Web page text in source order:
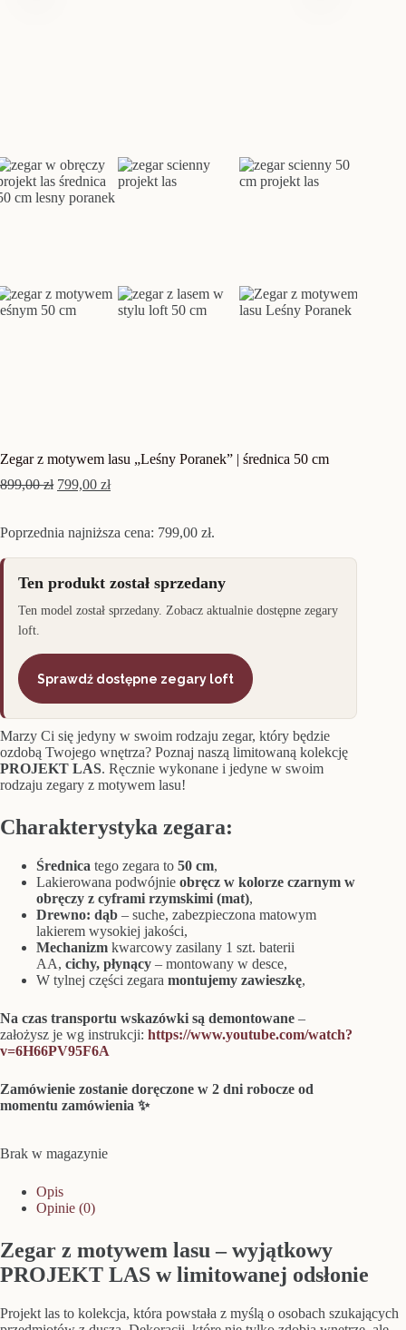
Zegar z motywem lasu „Leśny Poranek” | średnica 50 cm
899,00zł Pierwotna
899,00 zł.
799,00 złAktualna
799,00 zł.
Poprzednia najniższa cena: 799,00 zł.
Ten produkt został sprzedany
Ten model został sprzedany. Zobacz aktualnie dostępne zegary
loft.
Sprawdź dostępne zegary loft
Marzy Ci się jedyny w swoim rodzaju zegar, który będzie
ozdobą Twojego wnętrza? Poznaj naszą limitowaną kolekcję
PROJEKT LAS. Ręcznie wykonane i jedyne w swoim
rodzaju zegary z motywem lasu!
Charakterystyka zegara:
Średnica tego zegara to 50 cm,
Lakierowana podwójnie obręcz w kolorze czarnym w
obręczy z cyframi rzymskimi (mat),
Drewno: dąb – suche, zabezpieczona matowym
lakierem wysokiej jakości,
Mechanizm kwarcowy zasilany 1 szt. baterii
AA, cichy, płynący – montowany w desce,
W tylnej części zegara montujemy zawieszkę,
Na czas transportu wskazówki są demontowane –
założysz je wg instrukcji: https://www.youtube.com/watch?
v=6H66PV95F6A
Zamówienie zostanie doręczone w 2 dni robocze od
momentu zamówienia ✨
Brak w magazynie
Opis
Opinie (0)
Zegar z motywem lasu – wyjątkowy
PROJEKT LAS w limitowanej odsłonie
Projekt las to kolekcja, która powstała z myślą o osobach szukających